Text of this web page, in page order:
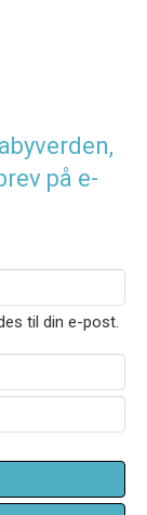
på e-
til din e-post.